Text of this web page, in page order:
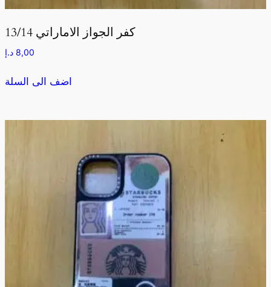
كفر الجواز الاماراتي 13/14
8,00 د.إ
اضف الى السلة